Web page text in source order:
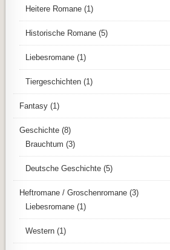
Heitere Romane (1)
Historische Romane (5)
Liebesromane (1)
Tiergeschichten (1)
Fantasy (1)
Geschichte (8)
Brauchtum (3)
Deutsche Geschichte (5)
Heftromane / Groschenromane (3)
Liebesromane (1)
Western (1)